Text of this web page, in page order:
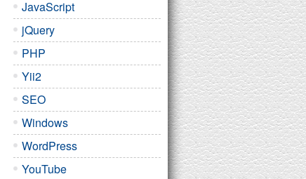
JavaScript
jQuery
PHP
Yii2
SEO
Windows
WordPress
YouTube